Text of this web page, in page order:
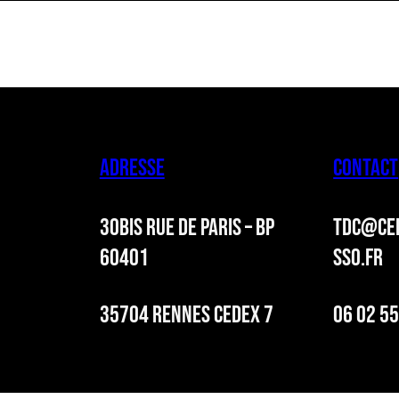
ADRESSE
30BIS RUE DE PARIS – BP
60401
35704 RENNES CEDEX 7
CONTACT
SSO.FR
06 02